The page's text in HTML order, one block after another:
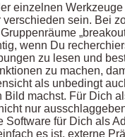
einzelnen
sein. Bei
wenn Du
zu lesen und
zu machen,
als unbedingt
Bild machst. Für Dich
nur
Software für Dich als
es ist, externe